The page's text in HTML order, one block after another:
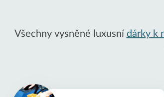
Všechny vysněné luxusní dárky k